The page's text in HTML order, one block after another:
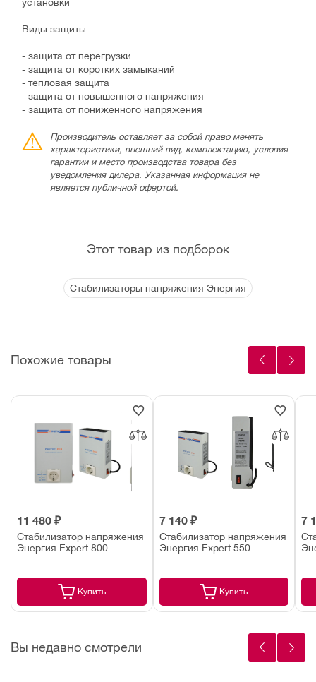
установки
Виды защиты:
- защита от перегрузки
- защита от коротких замыканий
- тепловая защита
- защита от повышенного напряжения
- защита от пониженного напряжения
Производитель оставляет за собой право менять
характеристики, внешний вид, комплектацию, условия
гарантии и место производства товара без
уведомления дилера. Указанная информация не
является публичной офертой.
Этот товар из подборок
Стабилизаторы напряжения Энергия
Похожие товары
11 480 ₽
Стабилизатор напряжения
Энергия Expert 800
Купить
7 140 ₽
Стабилизатор напряжения
Энергия Expert 550
Купить
7
Вы недавно смотрели